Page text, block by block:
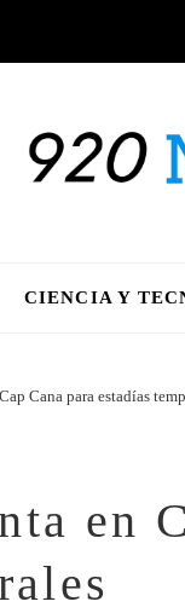
CIENCIA Y
Cana para estadías
en